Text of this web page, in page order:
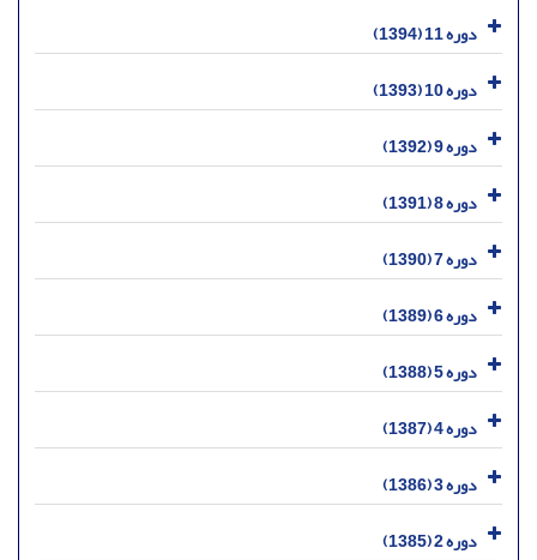
دوره 11 (1394)
دوره 10 (1393)
دوره 9 (1392)
دوره 8 (1391)
دوره 7 (1390)
دوره 6 (1389)
دوره 5 (1388)
دوره 4 (1387)
دوره 3 (1386)
دوره 2 (1385)